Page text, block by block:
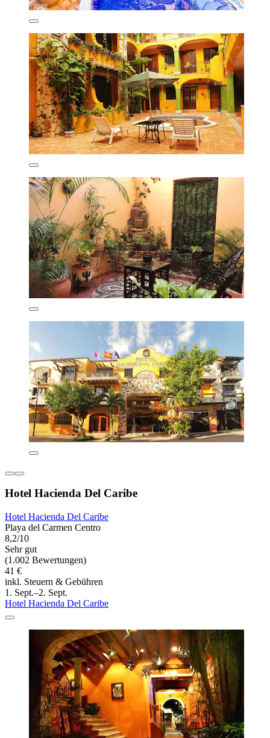
Hotel Hacienda Del Caribe
Hotel Hacienda Del Caribe
Playa del Carmen Centro
8,2/10
Sehr gut
(1.002 Bewertungen)
41 €
inkl. Steuern & Gebühren
1. Sept.–2. Sept.
Hotel Hacienda Del Caribe